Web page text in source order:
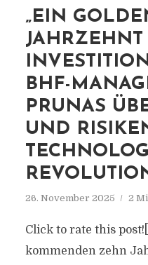
„EIN
JAHRZEHNT
BHF-
PRUNAS
UND
26. November 2025 2
Click to rate this
kommenden zehn